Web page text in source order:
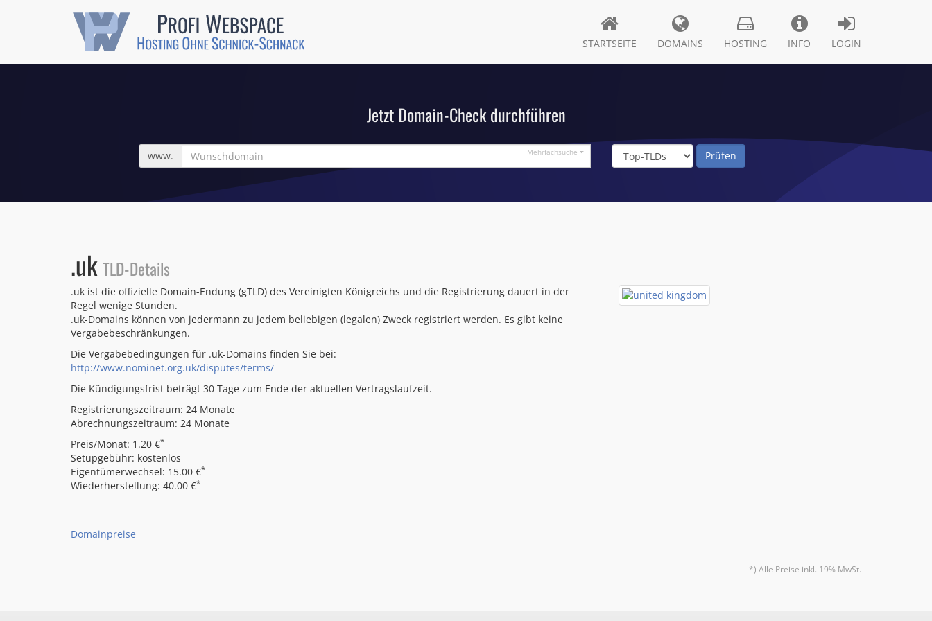
STARTSEITE DOMAINS HOSTING INFO LOGIN
Jetzt Domain-Check durchführen
Wunschdomain
www. Mehrfachsuche
.uk TLD-Details
.uk ist die offizielle Domain-Endung (gTLD) des Vereinigten Königreichs und die Registrierung dauert in der
Regel wenige Stunden.
.uk-Domains können von jedermann zu jedem beliebigen (legalen) Zweck registriert werden. Es gibt keine
Vergabebeschränkungen.
Die Vergabebedingungen für .uk-Domains finden Sie bei:
http://www.nominet.org.uk/disputes/terms/
Die Kündigungsfrist beträgt 30 Tage zum Ende der aktuellen Vertragslaufzeit.
Registrierungszeitraum: 24 Monate
Abrechnungszeitraum: 24 Monate
Preis/Monat: 1.20 €*
Setupgebühr: kostenlos
Eigentümerwechsel: 15.00 €*
Wiederherstellung: 40.00 €*
Domainpreise
*) Alle Preise inkl. 19% MwSt.